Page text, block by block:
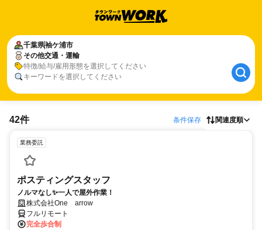
千葉県袖ケ浦市
その他交通・運輸
特徴/給与/雇用形態を選択してください
キーワードを選択してください
42件 条件保存 関連度順
業務委託
ポスティングスタッフ
ノルマなし✨一人で屋外作業！
株式会社One arrow
フルリモート
完全歩合制